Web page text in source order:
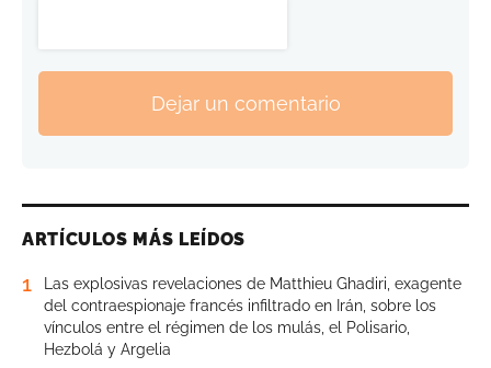
Dejar un comentario
ARTÍCULOS MÁS LEÍDOS
1
Las explosivas revelaciones de Matthieu Ghadiri, exagente
del contraespionaje francés infiltrado en Irán, sobre los
vínculos entre el régimen de los mulás, el Polisario,
Hezbolá y Argelia